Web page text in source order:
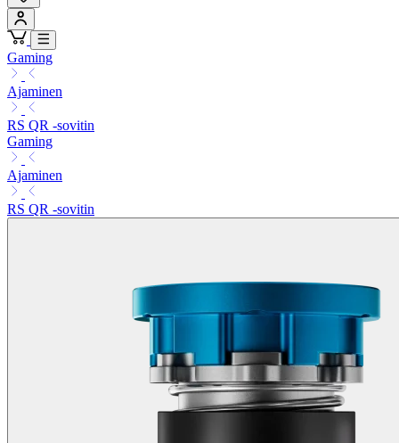
Gaming
Ajaminen
RS QR -sovitin
Gaming
Ajaminen
RS QR -sovitin